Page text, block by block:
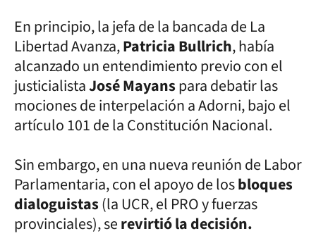
En principio, la jefa de la bancada de La
Libertad Avanza,Patricia Bullrich, había
alcanzado un entendimiento previo con el
justicialistaJosé Mayanspara debatir las
mociones de interpelación a Adorni, bajo el
artículo 101 de la Constitución Nacional.
Sin embargo, en una nueva reunión de Labor
Parlamentaria, con el apoyo de losbloques
dialoguistas(la UCR, el PRO y fuerzas
provinciales), serevirtió la decisión.